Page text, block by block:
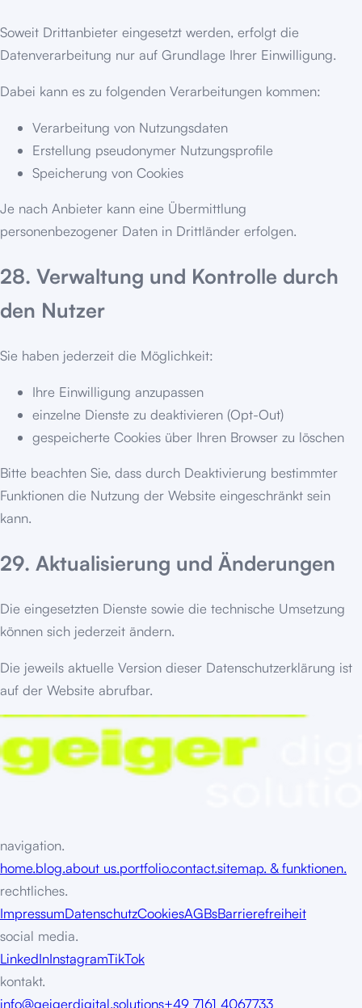
Soweit Drittanbieter eingesetzt werden, erfolgt die
Datenverarbeitung nur auf Grundlage Ihrer Einwilligung.
Dabei kann es zu folgenden Verarbeitungen kommen:
Verarbeitung von Nutzungsdaten
Erstellung pseudonymer Nutzungsprofile
Speicherung von Cookies
Je nach Anbieter kann eine Übermittlung
personenbezogener Daten in Drittländer erfolgen.
28. Verwaltung und Kontrolle durch
den Nutzer
Sie haben jederzeit die Möglichkeit:
Ihre Einwilligung anzupassen
einzelne Dienste zu deaktivieren (Opt-Out)
gespeicherte Cookies über Ihren Browser zu löschen
Bitte beachten Sie, dass durch Deaktivierung bestimmter
Funktionen die Nutzung der Website eingeschränkt sein
kann.
29. Aktualisierung und Änderungen
Die eingesetzten Dienste sowie die technische Umsetzung
können sich jederzeit ändern.
Die jeweils aktuelle Version dieser Datenschutzerklärung ist
auf der Website abrufbar.
navigation.
home.blog.about us.portfolio.contact.sitemap. & funktionen.
rechtliches.
ImpressumDatenschutzCookiesAGBsBarrierefreiheit
social media.
LinkedInInstagramTikTok
kontakt.
info@geigerdigital.solutions+49 7161 4067733